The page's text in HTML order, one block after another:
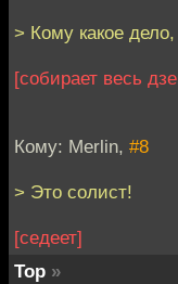
> Кому какое
[собирает весь
Кому: Merlin, #8
> Это солист!
[седеет]
Тор »